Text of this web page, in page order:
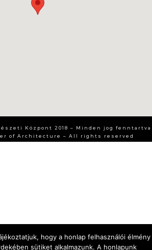
Központ 2018 – Minden jog fenntartva
of Architecture – All rights reserved
hogy a honlap felhasználói élmény
sütiket alkalmazunk. A honlapunk